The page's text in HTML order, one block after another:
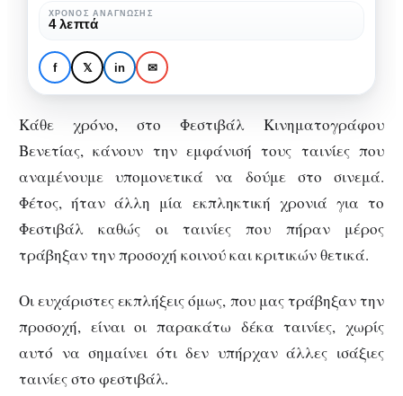
ΚΙΝΗΜΑΤΟΓΡΆΦΟΣ
74o Φεστιβάλ
Κινηματογράφου
Βενετίας: Οι 10 ταινίες
που ξεχωρίζουν
ταινίες
που
ΧΡΌΝΟΣ ΑΝΆΓΝΩΣΗΣ
4 λεπτά
f 𝕏 in ✉
Κάθε χρόνο, στο Φεστιβάλ Κινηματογράφου
Βενετίας, κάνουν την εμφάνισή τους ταινίες που
αναμένουμε υπομονετικά να δούμε στο σινεμά.
Φέτος, ήταν άλλη μία εκπληκτική χρονιά για το
Φεστιβάλ καθώς οι ταινίες που πήραν μέρος
τράβηξαν την προσοχή κοινού και κριτικών θετικά.
Οι ευχάριστες εκπλήξεις όμως, που μας τράβηξαν την
προσοχή, είναι οι παρακάτω δέκα ταινίες, χωρίς
αυτό να σημαίνει ότι δεν υπήρχαν άλλες ισάξιες
ταινίες στο φεστιβάλ.